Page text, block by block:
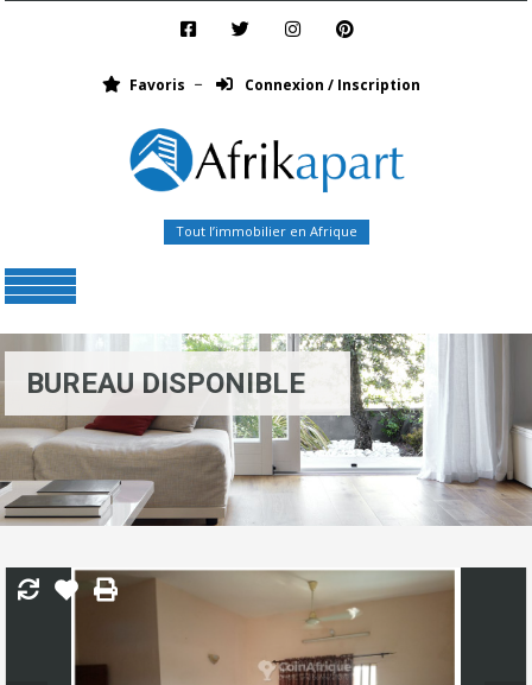
Favoris Connexion / Inscription
Tout l’immobilier en Afrique
BUREAU DISPONIBLE